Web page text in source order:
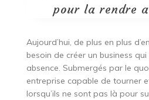
pour la rendre
Aujourd’hui, de plus en plus
besoin de créer un business
absence. Submergés par le
entreprise capable de tourner
lorsqu’ils ne sont pas là pour